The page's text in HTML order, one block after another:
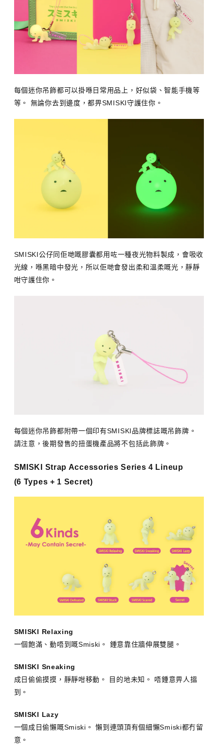
每個迷你吊飾都可以掛喺日常用品上，好似袋、智能手機等
等。 無論你去到邊度，都畀SMISKI守護住你。
SMISKI公仔同佢哋嘅膠囊都用咗一種夜光物料製成，會吸收
光線，喺黑暗中發光，所以佢哋會發出柔和溫柔嘅光，靜靜
咁守護住你。
每個迷你吊飾都附帶一個印有SMISKI品牌標誌嘅吊飾牌。
請注意，後期發售的扭蛋機產品將不包括此飾牌。
SMISKI Strap Accessories Series 4 Lineup
(6 Types + 1 Secret)
SMISKI Relaxing
一個飽滿、動唔到嘅Smiski。 鍾意靠住牆伸展雙腿。
SMISKI Sneaking
成日偷偷摸摸，靜靜咁移動。 目的地未知。 唔鍾意畀人搵
到。
SMISKI Lazy
一個成日偷懶嘅Smiski。 懶到連頭頂有個細懶Smiski都冇留
意。